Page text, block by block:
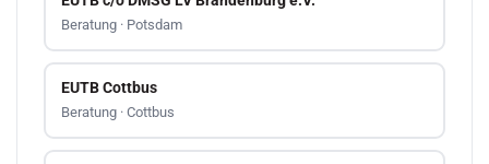
Beratung · Potsdam
EUTB Cottbus
Beratung · Cottbus